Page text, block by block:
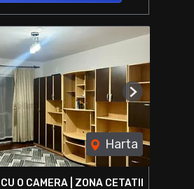
Harta
Next
O CAMERA | ZONA CETATII